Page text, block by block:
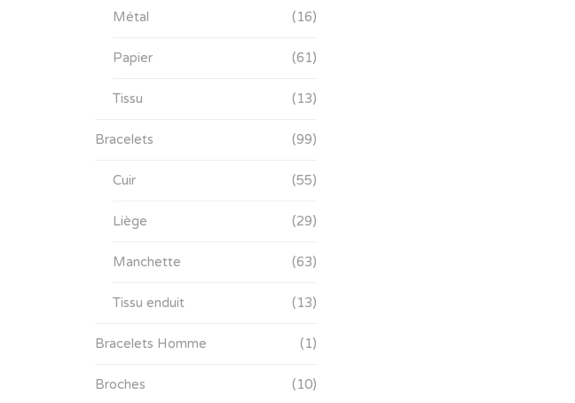
Métal (16)
Papier (61)
Tissu (13)
Bracelets (99)
Cuir (55)
Liège (29)
Manchette (63)
Tissu enduit (13)
Bracelets Homme (1)
Broches (10)